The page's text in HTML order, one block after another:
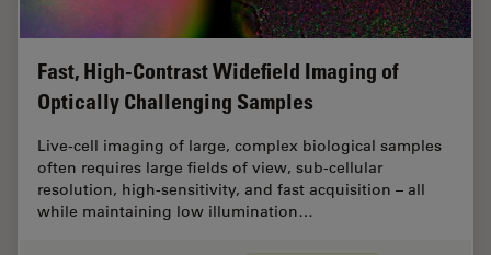
Fast, High-Contrast Widefield Imaging of
Optically Challenging Samples
Live‑cell imaging of large, complex biological samples
often requires large fields of view, sub-cellular
resolution, high-sensitivity, and fast acquisition – all
while maintaining low illumination…